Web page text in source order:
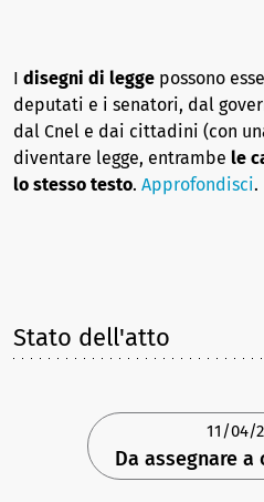
I disegni di legge possono
deputati e i senatori, dal
dal Cnel e dai cittadini (con
diventare legge, entrambe le
lo stesso testo. Approfondisci.
Stato dell'atto
11/04/
Da assegnare